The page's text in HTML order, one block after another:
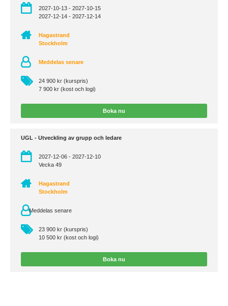
2027-10-13 - 2027-10-15
2027-12-14 - 2027-12-14
Hagastrand
Stockholm
Meddelas senare
24 900 kr (kurspris)
7 900 kr (kost och logi)
Boka nu
UGL - Utveckling av grupp och ledare
2027-12-06 - 2027-12-10
Vecka 49
Hagastrand
Stockholm
Meddelas senare
23 900 kr (kurspris)
10 500 kr (kost och logi)
Boka nu